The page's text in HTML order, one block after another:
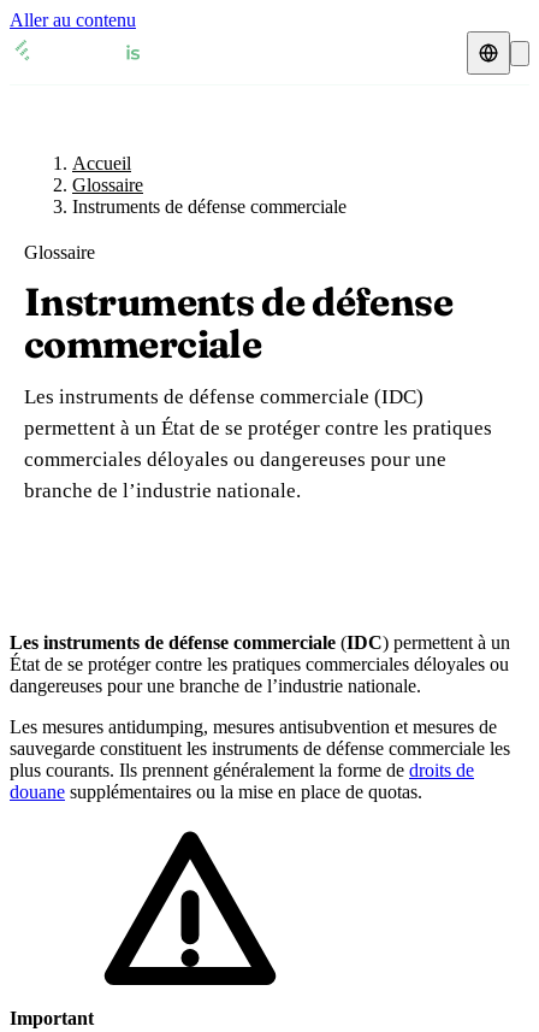
Aller au contenu
🇫🇷 France
🇬🇧 Royaume-Uni
🇧🇪 Belgique
🇮🇹 Italie
Voir tous les pays
Amazon
Fiches TVA
🇫🇷 France
🇬🇧
🇨🇭 Suisse
🇩🇪 Allemagne
🇮🇹 Italie
Toutes les fiches pays
Expert-comptable
Expert-comptable e-commerce
Expert-comptable Amazon
Ressources & Blog
Blog
Glossaire
Vérifier un n° TVA
Accueil
Glossaire
Instruments de défense commerciale
Glossaire
Instruments de défense
commerciale
Les instruments de défense commerciale (IDC)
permettent à un État de se protéger contre les pratiques
commerciales déloyales ou dangereuses pour une
branche de l’industrie nationale.
Les instruments de défense commerciale (IDC) permettent à un
État de se protéger contre les pratiques commerciales déloyales ou
dangereuses pour une branche de l’industrie nationale.
Les mesures antidumping, mesures antisubvention et mesures de
sauvegarde constituent les instruments de défense commerciale les
plus courants. Ils prennent généralement la forme de droits de
douane supplémentaires ou la mise en place de quotas.
Important